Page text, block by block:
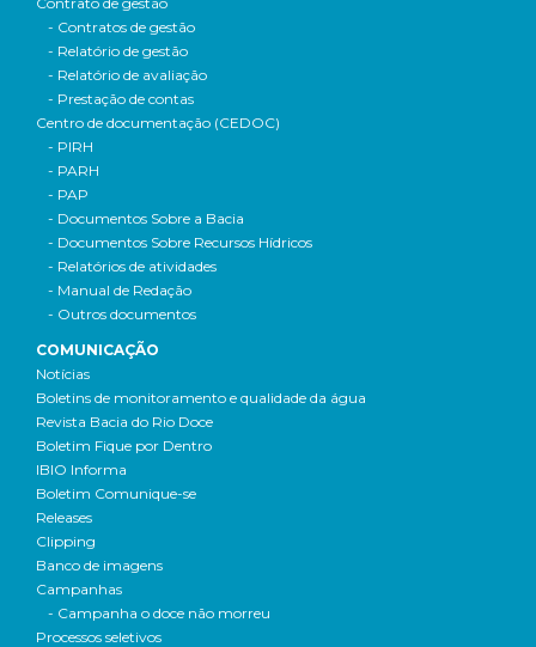
- Contratos de gestão
- Relatório de gestão
- Relatório de avaliação
- Prestação de contas
Centro de documentação (CEDOC)
- PIRH
- PARH
- PAP
- Documentos Sobre a Bacia
- Documentos Sobre Recursos Hídricos
- Relatórios de atividades
- Manual de Redação
- Outros documentos
COMUNICAÇÃO
Notícias
Boletins de monitoramento e qualidade da água
Revista Bacia do Rio Doce
Boletim Fique por Dentro
IBIO Informa
Boletim Comunique-se
Releases
Clipping
Banco de imagens
Campanhas
- Campanha o doce não morreu
Processos seletivos